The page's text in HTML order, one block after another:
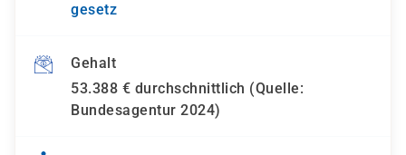
gesetz
Gehalt
53.388 € durchschnittlich (Quelle:
Bundesagentur 2024)